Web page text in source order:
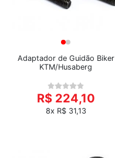
Adaptador de Guidão Biker
KTM/Husaberg
R$ 224,10
8x R$ 31,13